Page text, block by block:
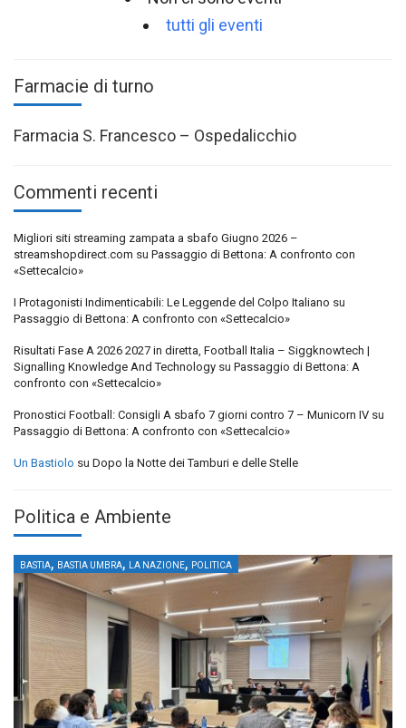
tutti gli eventi
Farmacie di turno
Farmacia S. Francesco – Ospedalicchio
Commenti recenti
Migliori siti streaming zampata a sbafo Giugno 2026 –
streamshopdirect.com su Passaggio di Bettona: A confronto con
«Settecalcio»
I Protagonisti Indimenticabili: Le Leggende del Colpo Italiano su
Passaggio di Bettona: A confronto con «Settecalcio»
Risultati Fase A 2026 2027 in diretta, Football Italia – Siggknowtech |
Signalling Knowledge And Technology su Passaggio di Bettona: A
confronto con «Settecalcio»
Pronostici Football: Consigli A sbafo 7 giorni contro 7 – Municorn IV su
Passaggio di Bettona: A confronto con «Settecalcio»
Un Bastiolo su Dopo la Notte dei Tamburi e delle Stelle
Politica e Ambiente
BASTIA, BASTIA UMBRA, LA NAZIONE, POLITICA